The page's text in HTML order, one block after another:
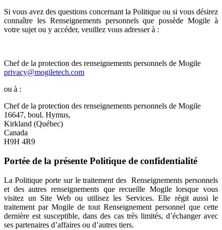
Si vous avez des questions concernant la Politique ou si vous désirez
connaître les Renseignements personnels que possède Mogile à
votre sujet ou y accéder, veuillez vous adresser à :
Chef de la protection des renseignements personnels de Mogile
privacy@mogiletech.com
ou à :
Chef de la protection des renseignements personnels de Mogile
16647, boul. Hymus,
Kirkland (Québec)
Canada
H9H 4R9
Portée de la présente Politique de confidentialité
La Politique porte sur le traitement des Renseignements personnels
et des autres renseignements que recueille Mogile lorsque vous
visitez un Site Web ou utilisez les Services. Elle régit aussi le
traitement par Mogile de tout Renseignement personnel que cette
dernière est susceptible, dans des cas très limités, d’échanger avec
ses partenaires d’affaires ou d’autres tiers.